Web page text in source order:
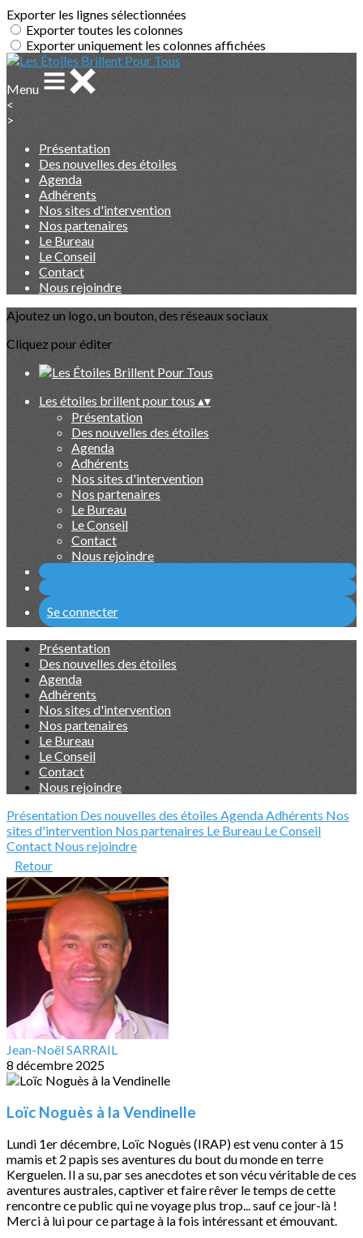
Exporter les lignes sélectionnées
Exporter toutes les colonnes
Exporter uniquement les colonnes affichées
Menu
<
>
Présentation
Des nouvelles des étoiles
Agenda
Adhérents
Nos sites d'intervention
Nos partenaires
Le Bureau
Le Conseil
Contact
Nous rejoindre
Ajoutez un logo, un bouton, des réseaux sociaux
Cliquez pour éditer
Les étoiles brillent pour tous ▴▾
Présentation
Des nouvelles des étoiles
Agenda
Adhérents
Nos sites d'intervention
Nos partenaires
Le Bureau
Le Conseil
Contact
Nous rejoindre
Se connecter
Présentation
Des nouvelles des étoiles
Agenda
Adhérents
Nos sites d'intervention
Nos partenaires
Le Bureau
Le Conseil
Contact
Nous rejoindre
Présentation Des nouvelles des étoiles AgendaAdhérents Nos
sites d'intervention Nos partenaires Le Bureau Le Conseil
Contact Nous rejoindre
Retour
Jean-Noël SARRAIL
8 décembre 2025
Loïc Noguès à la Vendinelle
Lundi 1er décembre, Loïc Noguès (IRAP) est venu conter à 15
mamis et 2 papis ses aventures du bout du monde en terre
Kerguelen. Il a su, par ses anecdotes et son vécu véritable de ces
aventures australes, captiver et faire rêver le temps de cette
rencontre ce public qui ne voyage plus trop... sauf ce jour-là !
Merci à lui pour ce partage à la fois intéressant et émouvant.